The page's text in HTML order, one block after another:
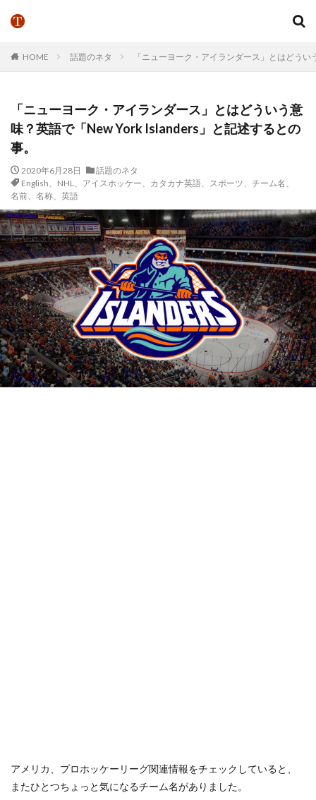
HOME 話題のネタ 「ニューヨーク・アイランダース」とはどう
「ニューヨーク・アイランダース」とはどういう意
味？英語で「New York Islanders」と記述するとの
事。
2020年6月28日
話題のネタ
English、NHL、アイスホッケー、カタカナ英語、スポーツ、チーム名、
名前、名称、英語
アメリカ、プロホッケーリーグ関連情報をチェックしていると、
またひとつちょっと気になるチーム名がありました。